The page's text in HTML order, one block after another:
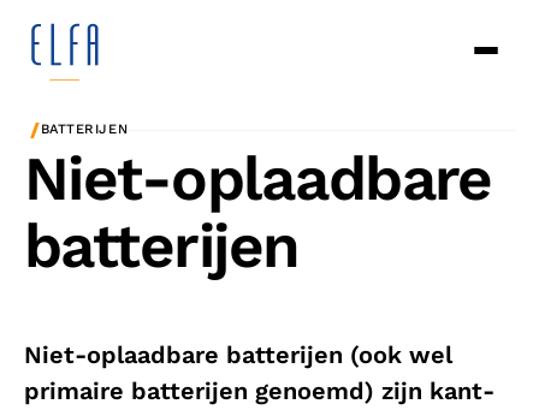
/BATTERIJEN
Niet-oplaadbare
batterijen
Niet-oplaadbare batterijen (ook wel
primaire batterijen genoemd) zijn kant-